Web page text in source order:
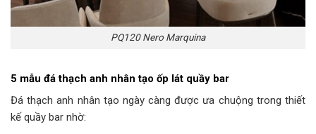
PQ120 Nero Marquina
5 mẫu đá thạch anh nhân tạo ốp lát quầy bar
Đá thạch anh nhân tạo ngày càng được ưa chuộng trong thiết
kế quầy bar nhờ: